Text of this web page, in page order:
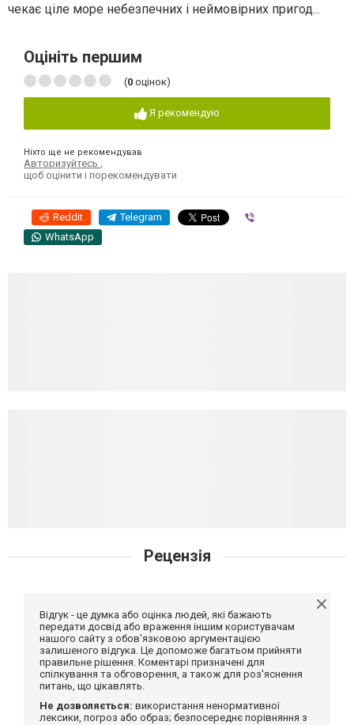
чекає ціле море небезпечних і неймовірних пригод...
Оцініть першим
(0 оцінок)
Я рекомендую
Ніхто ще не рекомендував
Авторизуйтесь ,
щоб оцінити і порекомендувати
Reddit Telegram
WhatsApp
Рецензія
Відгук - це думка або оцінка людей, які бажають
передати досвід або враження іншим користувачам
нашого сайту з обов'язковою аргументацією
залишеного відгука. Це допоможе багатьом прийняти
правильне рішення. Коментарі призначені для
спілкування та обговорення, а також для роз'яснення
питань, що цікавлять.
Не дозволяється: використання ненормативної
лексики, погроз або образ; безпосереднє порівняння з